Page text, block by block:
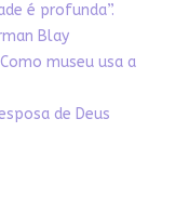
é profunda”.
Blay
museu usa a
de Deus